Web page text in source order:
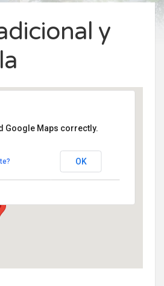
y
de El Paular -
Google Maps correctly.
OK